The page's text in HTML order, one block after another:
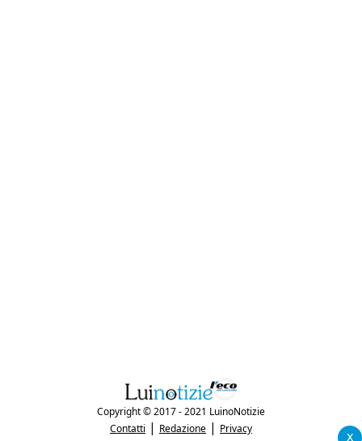
x
Copyright © 2017 - 2021 LuinoNotizie
Contatti | Redazione | Privacy